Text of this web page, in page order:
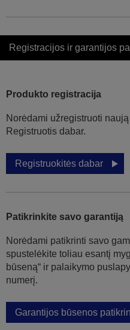
Registracijos ir garantijos
Produkto registracija
Norėdami užregistruoti
Registruotis dabar.
Registruokitės dabar
Patikrinkite savo garantiją
Norėdami patikrinti savo
spustelėkite toliau esantį
būseną“ ir palaikymo
numerį.
Garantijos būsenos